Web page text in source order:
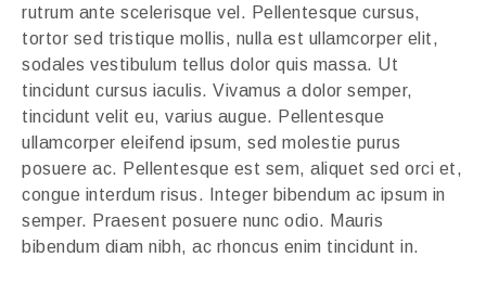
rutrum ante scelerisque vel. Pellentesque cursus,
tortor sed tristique mollis, nulla est ullamcorper elit,
sodales vestibulum tellus dolor quis massa. Ut
tincidunt cursus iaculis. Vivamus a dolor semper,
tincidunt velit eu, varius augue. Pellentesque
ullamcorper eleifend ipsum, sed molestie purus
posuere ac. Pellentesque est sem, aliquet sed orci et,
congue interdum risus. Integer bibendum ac ipsum in
semper. Praesent posuere nunc odio. Mauris
bibendum diam nibh, ac rhoncus enim tincidunt in.